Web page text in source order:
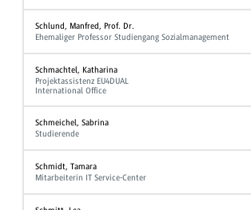
Schlund, Manfred, Prof. Dr.
Ehemaliger Professor Studiengang Sozialmanagement
Schmachtel, Katharina
Projektassistenz EU4DUAL
International Office
Schmeichel, Sabrina
Studierende
Schmidt, Tamara
Mitarbeiterin IT Service-Center